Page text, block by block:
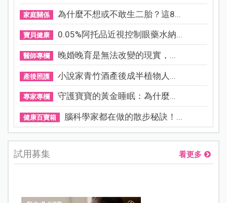
家庭關係 為什麼不想或不敢生二胎？這8...
寶貝健康 0.05%阿托品近視控制眼藥水納...
醫師專欄 晚婚晚育是無法改變的現實，...
產後照護 小說家青竹酒產後成半植物人...
專家專欄 守護寶寶的黃金睡眠：為什麼...
健康百寶箱 腦科學家都在做的散步秘訣！...
試用募集 看更多